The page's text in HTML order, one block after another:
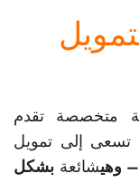
متخصصة تقدم
تسعى إلى تمويل
وهيشائعة بشكل